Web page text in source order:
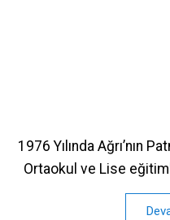
1976 Yılında Ağrı’nın
Ortaokul ve Lise